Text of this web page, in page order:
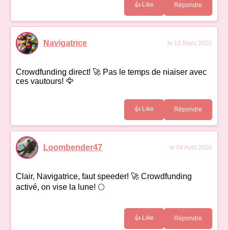
👍 Like Répondre
Navigatrice le 19 Mars 2026
Crowdfunding direct! 🚀 Pas le temps de niaiser avec
ces vautours! 🦅
👍 Like Répondre
Loombender47 le 04 Avril 2026
Clair, Navigatrice, faut speeder! 🚀 Crowdfunding
activé, on vise la lune! 🌕
👍 Like Répondre